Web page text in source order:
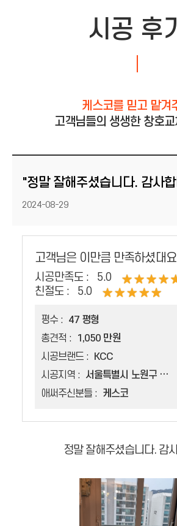
시공 후기
케스코를 믿고 맡겨
고객님들의 생생한 창호교
" 정말 잘해주셨습니다. 감사
등록일
2024-08-29
고객님은 이만큼 만족하셨대
시공만족도 :
5.0
친절도 :
5.0
평수 :
47 평형
총견적 :
1,050 만원
시공브랜드 :
KCC
시공지역 :
서울특별시 노원구 중계동
애써주신분들 :
케스코
정말 잘해주셨습니다. 감